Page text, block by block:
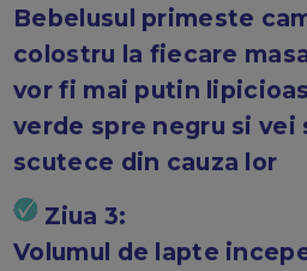
Bebelusul primeste
colostru la fiecare
vor fi mai putin
verde spre negru si vei
scutece din cauza lor
Ziua 3:
Volumul de lapte